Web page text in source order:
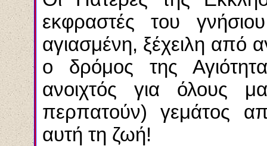
εκφραστές του
αγιασμένη, ξέχειλη από
ο δρόμος της
ανοιχτός για όλους
περπατούν) γεμάτος
αυτή τη ζωή!